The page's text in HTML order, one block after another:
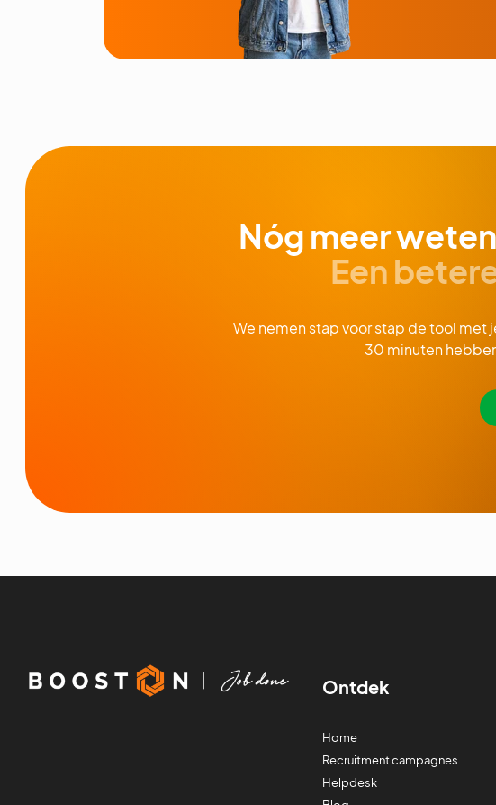
Nóg meer
Een
We nemen stap voor stap de tool met
30 minuten
Ontdek
Home
Recruitment campagnes
Helpdesk